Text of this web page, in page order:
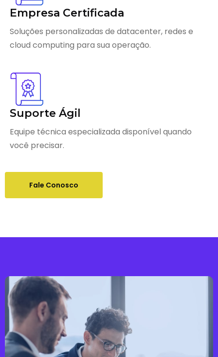
Empresa Certificada
Soluções personalizadas de datacenter, redes e
cloud computing para sua operação.
Suporte Ágil
Equipe técnica especializada disponível quando
você precisar.
Fale Conosco